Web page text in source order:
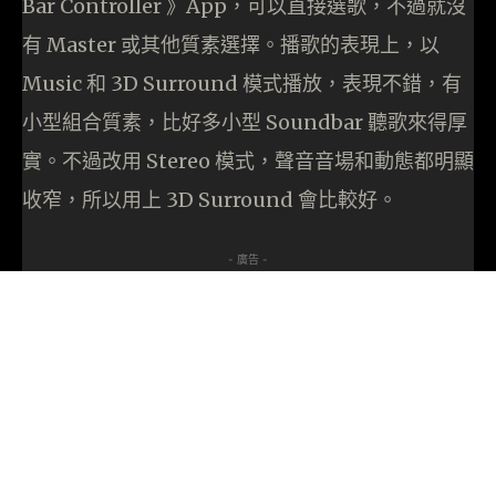
Bar Controller 》App，可以直接選歌，不過就沒
有 Master 或其他質素選擇。播歌的表現上，以
Music 和 3D Surround 模式播放，表現不錯，有
小型組合質素，比好多小型 Soundbar 聽歌來得厚
實。不過改用 Stereo 模式，聲音音場和動態都明顯
收窄，所以用上 3D Surround 會比較好。
- 廣告 -